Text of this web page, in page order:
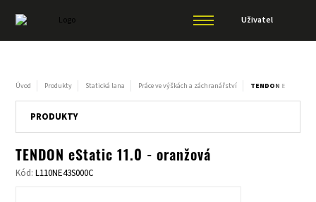
Uživatel
Úvod Produkty Statická lana Práce ve výškách a záchranářství TENDON ESTATIC
PRODUKTY
TENDON eStatic 11.0 - oranžová
Kód:L110NE43S000C